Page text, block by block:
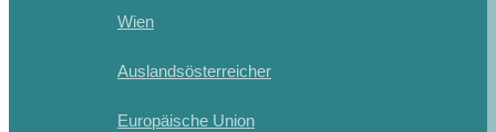
Wien
Auslandsösterreicher
Europäische Union